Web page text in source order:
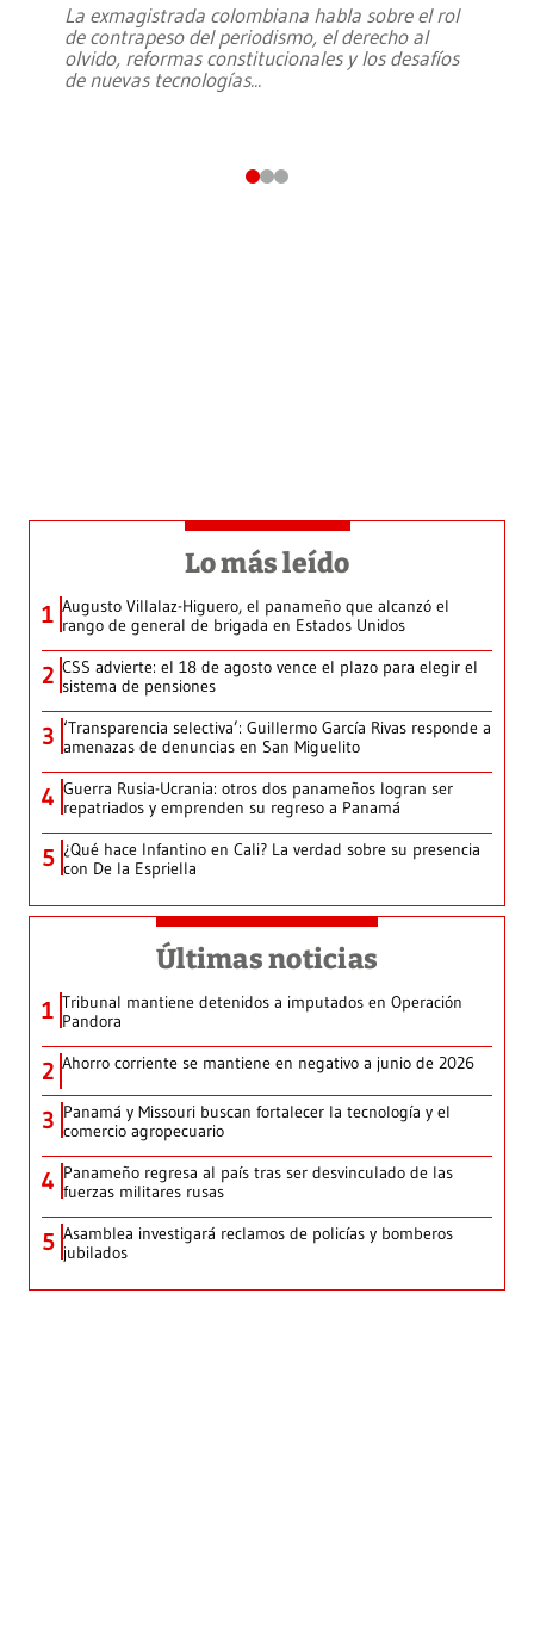
La exmagistrada colombiana habla sobre el rol
de contrapeso del periodismo, el derecho al
olvido, reformas constitucionales y los desafíos
de nuevas tecnologías...
Lo más leído
1 Augusto Villalaz-Higuero, el panameño que alcanzó el
rango de general de brigada en Estados Unidos
2 CSS advierte: el 18 de agosto vence el plazo para elegir el
sistema de pensiones
3 ‘Transparencia selectiva’: Guillermo García Rivas responde a
amenazas de denuncias en San Miguelito
4 Guerra Rusia-Ucrania: otros dos panameños logran ser
repatriados y emprenden su regreso a Panamá
5 ¿Qué hace Infantino en Cali? La verdad sobre su presencia
con De la Espriella
Últimas noticias
1 Tribunal mantiene detenidos a imputados en Operación
Pandora
2 Ahorro corriente se mantiene en negativo a junio de 2026
3 Panamá y Missouri buscan fortalecer la tecnología y el
comercio agropecuario
4 Panameño regresa al país tras ser desvinculado de las
fuerzas militares rusas
5 Asamblea investigará reclamos de policías y bomberos
jubilados